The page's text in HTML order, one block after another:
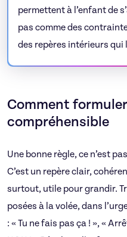
permettent à l’enfant de
pas comme des
des repères intérieurs qui
Comment
compréhensible
Une bonne règle, ce n’est
C’est un repère clair,
surtout, utile pour grandir.
posées à la volée, dans
: « Tu ne fais pas ça ! », «